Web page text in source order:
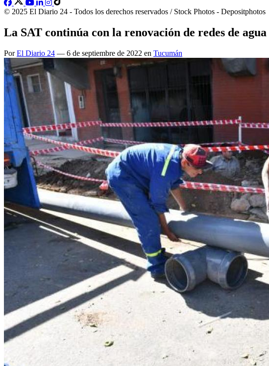
© 2025 El Diario 24 - Todos los derechos reservados / Stock Photos - Depositphotos
La SAT continúa con la renovación de redes de agua
PorEl Diario 24 — 6 de septiembre de 2022 en Tucumán